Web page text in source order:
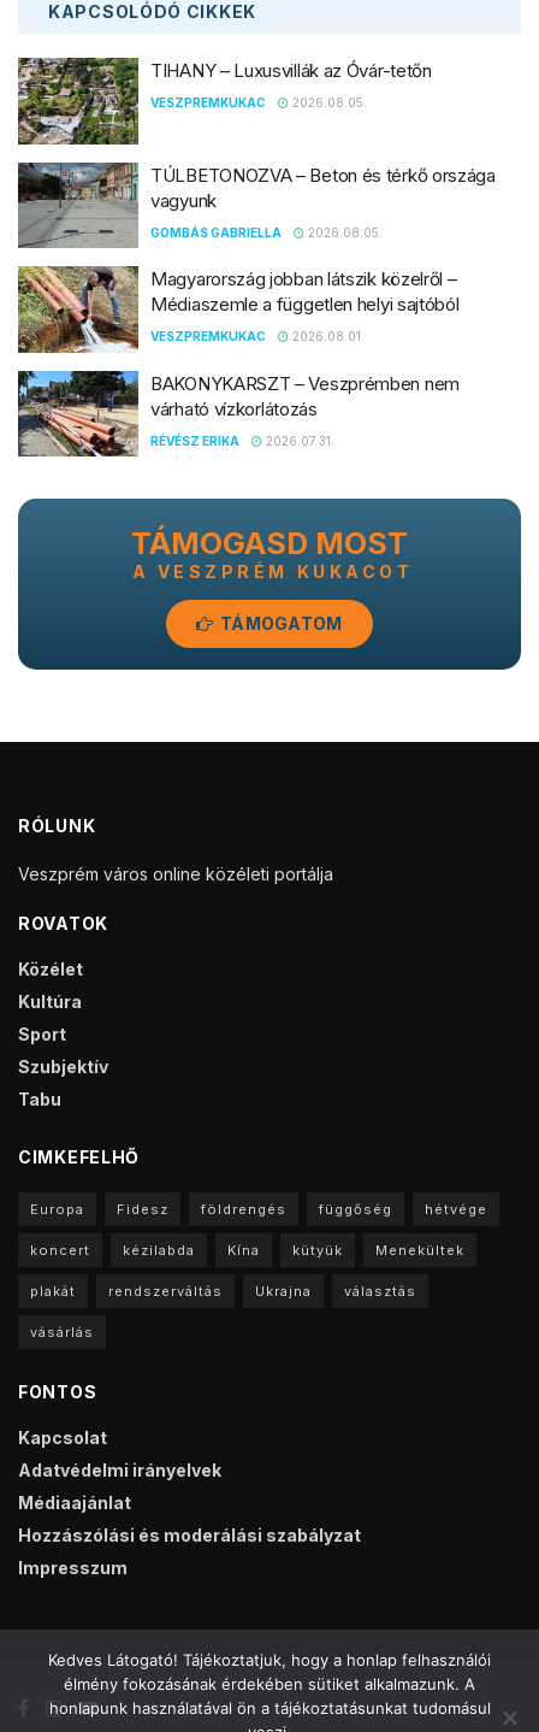
KAPCSOLÓDÓ CIKKEK
TIHANY – Luxusvillák az Óvár-tetőn
VESZPREMKUKAC 2026.08.05.
TÚLBETONOZVA – Beton és térkő országa
vagyunk
GOMBÁS GABRIELLA 2026.08.05.
Magyarország jobban látszik közelről –
Médiaszemle a független helyi sajtóból
VESZPREMKUKAC 2026.08.01.
BAKONYKARSZT – Veszprémben nem
várható vízkorlátozás
RÉVÉSZ ERIKA 2026.07.31.
TÁMOGASD MOST
A VESZPRÉM KUKACOT
TÁMOGATOM
RÓLUNK
Veszprém város online közéleti portálja
ROVATOK
Közélet
Kultúra
Sport
Szubjektív
Tabu
CIMKEFELHŐ
Europa Fidesz földrengés függőség hétvége
koncert kézilabda Kína kütyük Menekültek
plakát rendszerváltás Ukrajna választás
vásárlás
FONTOS
Kapcsolat
Adatvédelmi irányelvek
Médiaajánlat
Hozzászólási és moderálási szabályzat
Impresszum
Kedves Látogató! Tájékoztatjuk, hogy a honlap felhasználói
élmény fokozásának érdekében sütiket alkalmazunk. A
honlapunk használatával ön a tájékoztatásunkat tudomásul